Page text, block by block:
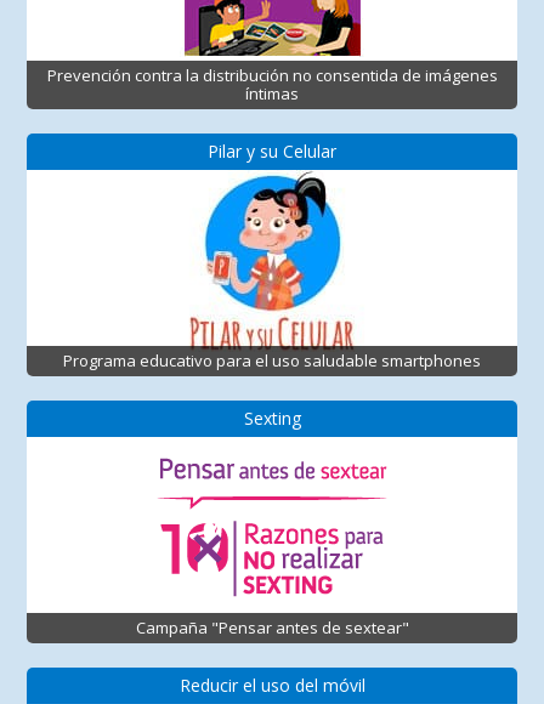
Prevención contra la distribución no consentida de imágenes
íntimas
Pilar y su Celular
Programa educativo para el uso saludable smartphones
Sexting
Campaña "Pensar antes de sextear"
Reducir el uso del móvil